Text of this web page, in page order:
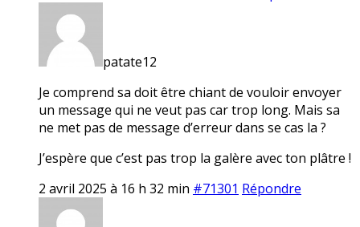
patate12
Je comprend sa doit être chiant de vouloir envoyer
un message qui ne veut pas car trop long. Mais sa
ne met pas de message d’erreur dans se cas la ?
J’espère que c’est pas trop la galère avec ton plâtre !
2 avril 2025 à 16 h 32 min #71301 Répondre